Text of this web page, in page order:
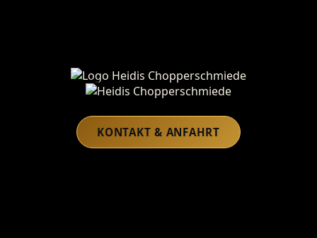
Heidis Chopperschmiede
KONTAKT & ANFAHRT